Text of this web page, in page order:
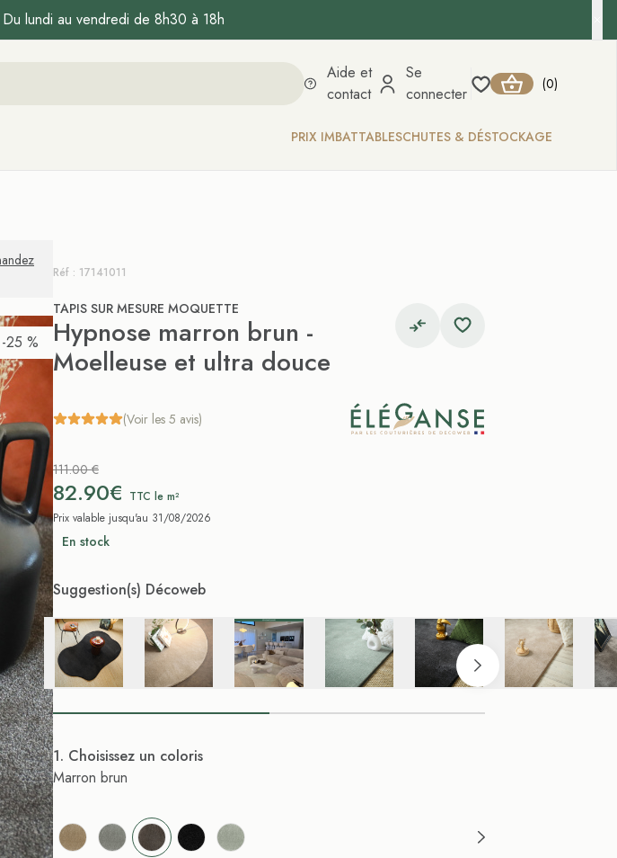
lundi au vendredi de 8h30 à 18h
Aide et
contact
Se
connecter
(0)
PRIX IMBATTABLESCHUTES & DÉSTOCKAGE
-25 %
Réf : 17141011
TAPIS SUR MESURE MOQUETTE
Hypnose marron brun -
Moelleuse et ultra douce
(Voir les 5 avis)
111.00 €
82.90€ TTC le m²
Prix valable jusqu'au 31/08/2026
En stock
Suggestion(s) Décoweb
. Choisissez un coloris
Marron brun